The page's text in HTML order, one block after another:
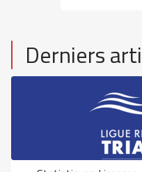
Derniers